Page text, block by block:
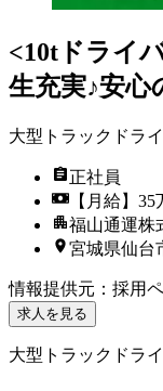
<10tドライ
生充実♪安
大型トラックドラ
正社員
【月給】35
福山通運株
宮城県仙台
情報提供元 ： 採用
求人を見る
大型トラックドラ